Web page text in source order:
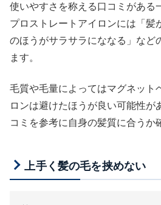
使いやすさを称える口コミがある
プロストレートアイロンには「髪
のほうがサラサラにななる」など
ます。
毛質や毛量によってはマグネット
ロンは避けたほうが良い可能性が
コミを参考に自身の髪質に合うか
上手く髪の毛を挟めない